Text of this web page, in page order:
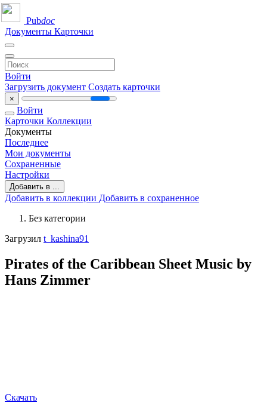
Pubdoc
Документы Карточки
Войти
Загрузить документ Создать карточки
×
Войти
Карточки Коллекции
Документы
Последнее
Мои документы
Сохраненные
Настройки
Добавить в ...
Добавить в коллекции Добавить в сохраненное
Без категории
Загрузил t_kashina91
Pirates of the Caribbean Sheet Music by
Hans Zimmer
Скачать